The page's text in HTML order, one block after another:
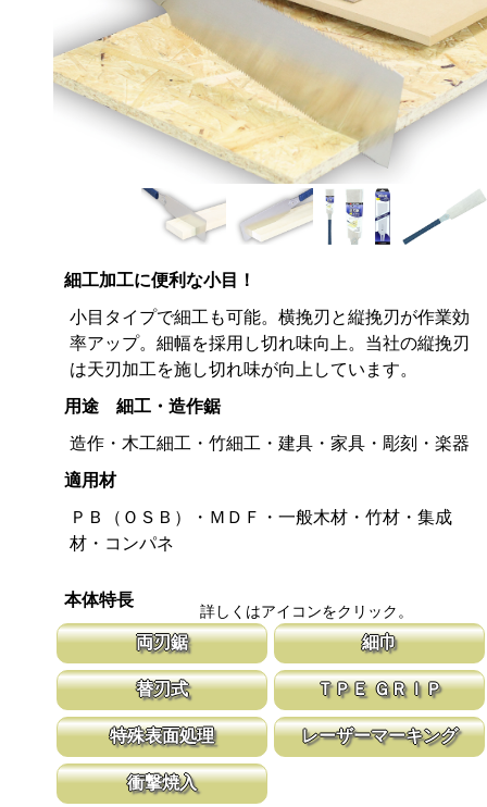
細工加工に便利な小目！
小目タイプで細工も可能。横挽刃と縦挽刃が作業効
率アップ。細幅を採用し切れ味向上。当社の縦挽刃
は天刃加工を施し切れ味が向上しています。
用途 細工・造作鋸
造作・木工細工・竹細工・建具・家具・彫刻・楽器
適用材
ＰＢ（ＯＳＢ）・ＭＤＦ・一般木材・竹材・集成
材・コンパネ
本体特長
詳しくはアイコンをクリック。
両刃鋸
縦挽刃と横挽刃が１丁で使用頂ける造作用の両刃鋸です。 造作鋸
は目立ピッチが標準より小さな目立てを施し、仕上がりも重視して
います。
細巾
刃幅が従来のサイズよりも細くしてあり
幅が細いと安定性が増し、切れ味が向上し
替刃式
新しい鋸刃に取り替える事で、ご購入時の切れ味が復活します。
鋸刃のマーキング（右下）に替刃品番を明記しています。
ＴＰＥ ＧＲＩＰ
グリップ全体を軟質の樹脂で覆い、握りや
性を向上させ、和柄を採用したデザインが
す。
特殊表面処理
鋸刃表面にメッキ処理をして、サビから鋸をまもっています。 サ
ビにより切断材料を汚す心配がありません。
レーザーマーキング
衝撃焼入